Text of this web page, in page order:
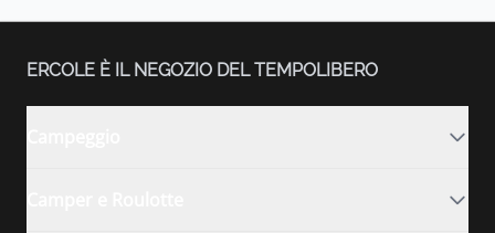
ERCOLE È IL NEGOZIO DEL TEMPOLIBERO